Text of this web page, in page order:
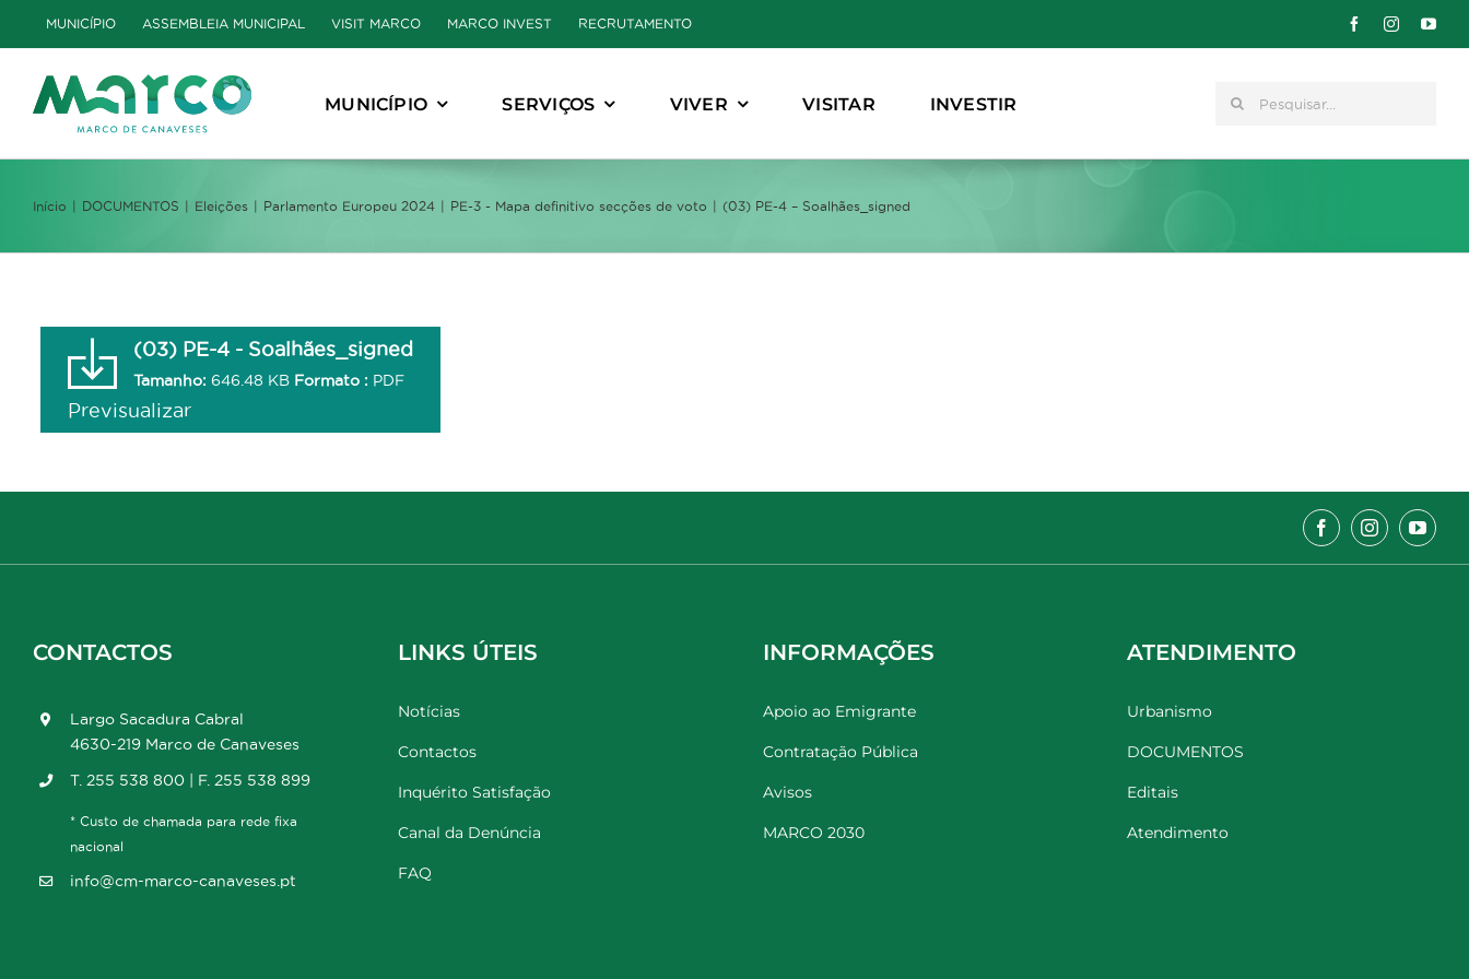
to
content
MUNICÍPIO ASSEMBLEIA MUNICIPAL VISIT MARCO MARCO INVEST RECRUTAMENTO
MUNICÍPIO SERVIÇOS VIVER VISITAR INVESTIR Pesquisar
Início DOCUMENTOS Eleições Parlamento Europeu 2024 PE-3 - Mapa definitivo secções de voto (03) PE-4 – Soalhães_signed
(03) PE-4 - Soalhães_signed
Tamanho: 646.48 KB Formato : PDF
Previsualizar
CONTACTOS
Largo Sacadura Cabral
4630-219 Marco de Canaveses
T. 255 538 800 | F. 255 538 899
* Custo de chamada para rede fixa
nacional
info@cm-marco-canaveses.pt
LINKS ÚTEIS
Notícias
Contactos
Inquérito Satisfação
Canal da Denúncia
FAQ
INFORMAÇÕES
Apoio ao Emigrante
Contratação Pública
Avisos
MARCO 2030
ATENDIMENTO
Urbanismo
DOCUMENTOS
Editais
Atendimento